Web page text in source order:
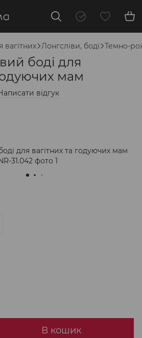
вагітних Лонгсліви, боді Темно-
боді для
мам
відгук
В кошик